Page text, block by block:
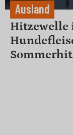
Ausland
Hitzewelle